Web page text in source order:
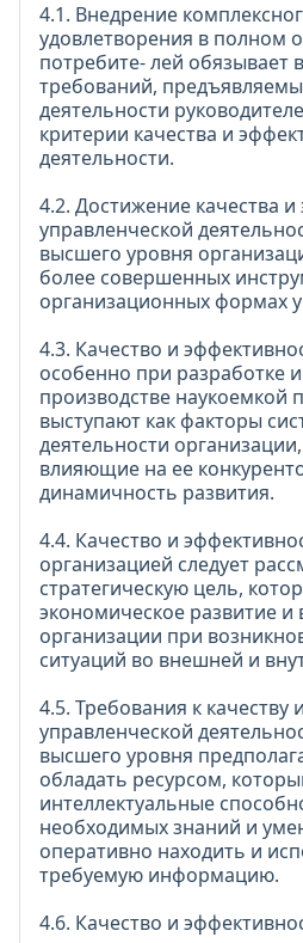
4.1. Внедрение
удовлетворения в полном
потребите- лей обязывает
требований,
деятельности
критерии качества и
деятельности.
4.2. Достижение качества
управленческой
высшего уровня
более совершенных
организационных формах
4.3. Качество и
особенно при разработке
производстве наукоемкой
выступают как факторы
деятельности
влияющие на ее
динамичность развития.
4.4. Качество и
организацией следует
стратегическую цель,
экономическое развитие
организации при
ситуаций во внешней и
4.5. Требования к качеству
управленческой
высшего уровня
обладать ресурсом,
интеллектуальные
необходимых знаний и
оперативно находить и
требуемую информацию.
4.6. Качество и